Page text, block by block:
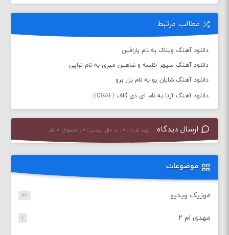
مطالب مرتبط
دانلود آهنگ ویناک به نام پارافین
دانلود آهنگ سپهر خلسه و شاهین میری به نام تراپی
دانلود آهنگ شایان یو به نام بزار برو
دانلود آهنگ آرتا به نام آی دی گاف (IDGAF)
ارسال دیدگاه تایید شده : ۰ ، در حال بررسی : ۰ ، مجموع : ۰ نظر
موضوعات
موزیک ویدیو ۴۱
مهدی ام ۲ ۱